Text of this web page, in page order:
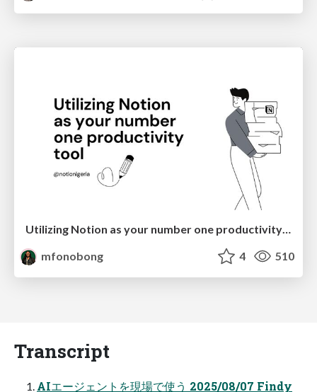
mfonobong
4 510
Transcript
AIエージェントを現場で使う 2025/08/07 Findy